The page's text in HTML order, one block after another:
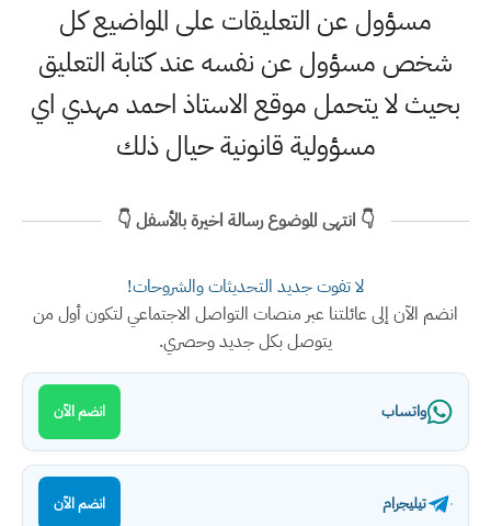
مسؤول عن التعليقات على المواضيع كل
شخص مسؤول عن نفسه عند كتابة التعليق
بحيث لا يتحمل موقع الاستاذ احمد مهدي اي
مسؤولية قانونية حيال ذلك
👇 انتهى الموضوع رسالة اخيرة بالأسفل 👇
لا تفوت جديد التحديثات والشروحات!
انضم الآن إلى عائلتنا عبر منصات التواصل الاجتماعي لتكون أول من
يتوصل بكل جديد وحصري.
واتساب انضم الآن
تيليجرام انضم الآن